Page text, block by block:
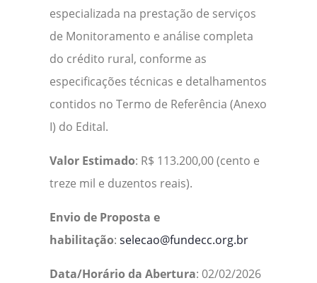
especializada na prestação de serviços
de Monitoramento e análise completa
do crédito rural, conforme as
especificações técnicas e detalhamentos
contidos no Termo de Referência (Anexo
I) do Edital.
Valor Estimado: R$ 113.200,00 (cento e
treze mil e duzentos reais).
Envio de Proposta e
habilitação: selecao@fundecc.org.br
Data/Horário da Abertura: 02/02/2026